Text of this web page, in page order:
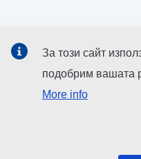
Вижте профили на ЕС в
Институции и
За този сайт
подобрим вашата
More info